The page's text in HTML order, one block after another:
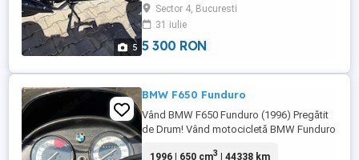
5
Fără accidente, fără probleme mecanice.
Motiv vânzare: reorientare activitate. Preț:
5.300 lei, ușor ...
Sector 4, Bucuresti
31 iulie
5 300 RON
BMW F650 Funduro
Vând BMW F650 Funduro (1996) Pregătit
de Drum! Vând motocicletă BMW Funduro
1996 | 650 cm3 | 44338 km